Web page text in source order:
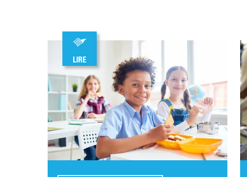
LIRE